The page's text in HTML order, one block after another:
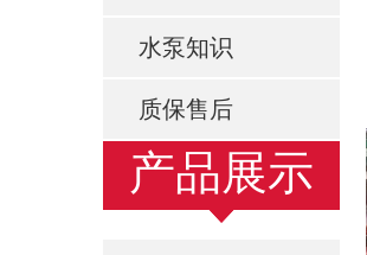
水泵知识
质保售后
产品展示